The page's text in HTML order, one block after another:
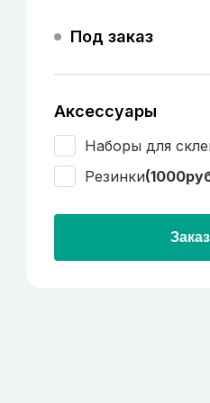
Под заказ
Аксессуары
Наборы для
Резинки